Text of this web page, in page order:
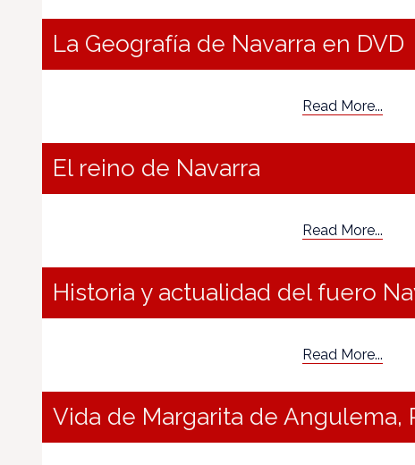
La Geografía de Navarra en DVD
Read More...
El reino de Navarra
Read More...
Historia y actualidad del fuero
Read More...
Vida de Margarita de Angulema,